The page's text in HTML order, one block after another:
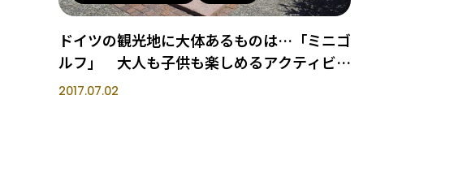
ドイツの観光地に大体あるものは…「ミニゴ
ルフ」 大人も子供も楽しめるアクティビテ
ィー
2017.07.02